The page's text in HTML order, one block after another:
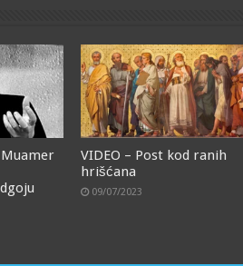
VIDEO – Post kod ranih
hrišćana
09/07/2023